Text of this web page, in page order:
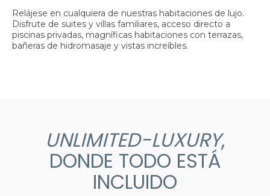
Relájese en cualquiera de nuestras habitaciones de lujo.
Disfrute de suites y villas familiares, acceso directo a
piscinas privadas, magníficas habitaciones con terrazas,
bañeras de hidromasaje y vistas increíbles.
UNLIMITED-LUXURY,
DONDE TODO ESTÁ
INCLUIDO